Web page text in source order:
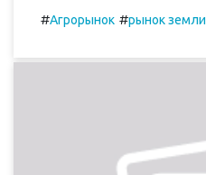
#Агрорынок #рынок земли